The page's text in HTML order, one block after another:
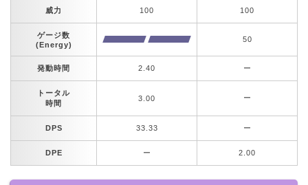
威力 100 100
ゲージ数
(Energy)
50
発動時間 2.40 ー
トータル
時間
3.00 ー
DPS 33.33 ー
DPE ー 2.00